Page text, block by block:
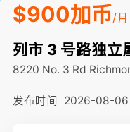
$900加币/月
列市 3 号路独立
8220 No. 3 Rd
发布时间 2026-08-06